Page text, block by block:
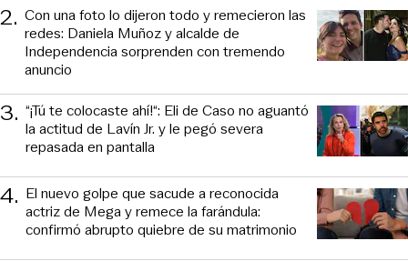
2. Con una foto lo dijeron todo y remecieron las
redes: Daniela Muñoz y alcalde de
Independencia sorprenden con tremendo
anuncio
3. “¡Tú te colocaste ahí!“: Eli de Caso no aguantó
la actitud de Lavín Jr. y le pegó severa
repasada en pantalla
4. El nuevo golpe que sacude a reconocida
actriz de Mega y remece la farándula:
confirmó abrupto quiebre de su matrimonio